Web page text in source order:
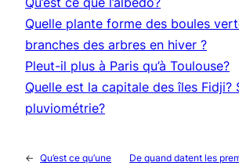
Quelle plante forme des boules
branches des arbres en hiver ?
Pleut-il plus à Paris qu’à Toulouse?
Quelle est la capitale des îles Fidji?
pluviométrie?
← Qu’est ce qu’une
De quand datent les